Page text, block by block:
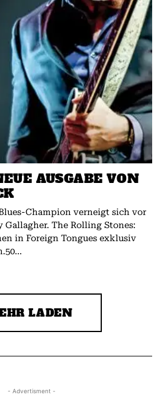
AUSGABE VON
Champion verneigt sich vor
Rolling Stones:
in Foreign Tongues exklusiv
LADEN
- Advertisment -